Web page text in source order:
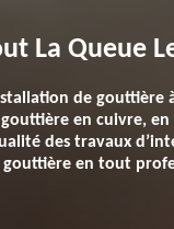
La Queue
de gouttière
en cuivre,
des travaux
en tout